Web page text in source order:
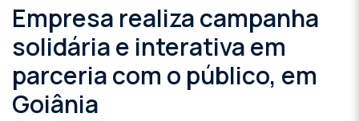
Empresa realiza campanha
solidária e interativa em
parceria com o público, em
Goiânia